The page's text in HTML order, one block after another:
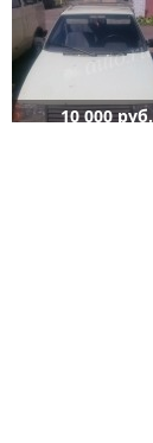
10 000 руб.